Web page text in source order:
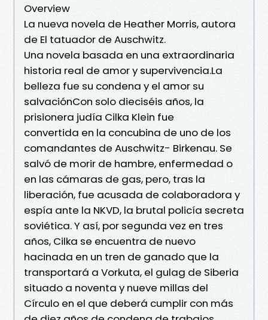
Overview
La nueva novela de Heather Morris, autora
de El tatuador de Auschwitz.
Una novela basada en una extraordinaria
historia real de amor y supervivencia.La
belleza fue su condena y el amor su
salvaciónCon solo dieciséis años, la
prisionera judía Cilka Klein fue
convertida en la concubina de uno de los
comandantes de Auschwitz- Birkenau. Se
salvó de morir de hambre, enfermedad o
en las cámaras de gas, pero, tras la
liberación, fue acusada de colaboradora y
espía ante la NKVD, la brutal policía secreta
soviética. Y así, por segunda vez en tres
años, Cilka se encuentra de nuevo
hacinada en un tren de ganado que la
transportará a Vorkuta, el gulag de Siberia
situado a noventa y nueve millas del
Círculo en el que deberá cumplir con más